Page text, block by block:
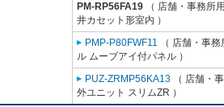
PM-RP56FA19 （ 店舗・事務所
井カセット形室内 ）
PMP-P80FWF11 （ 店舗・事
ル ムーブアイ付パネル ）
PUZ-ZRMP56KA13 （ 店舗・
外ユニット スリムZR ）